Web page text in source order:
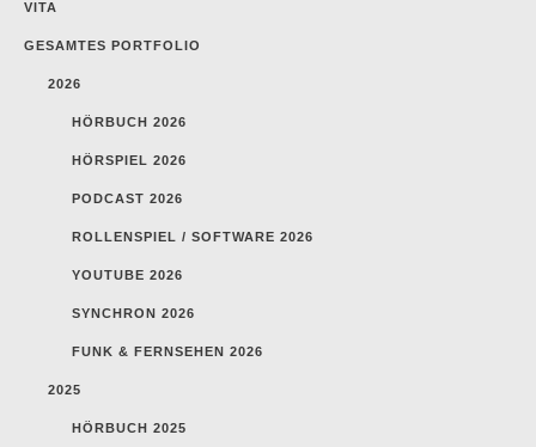
VITA
GESAMTES PORTFOLIO
2026
HÖRBUCH 2026
HÖRSPIEL 2026
PODCAST 2026
ROLLENSPIEL / SOFTWARE 2026
YOUTUBE 2026
SYNCHRON 2026
FUNK & FERNSEHEN 2026
2025
HÖRBUCH 2025